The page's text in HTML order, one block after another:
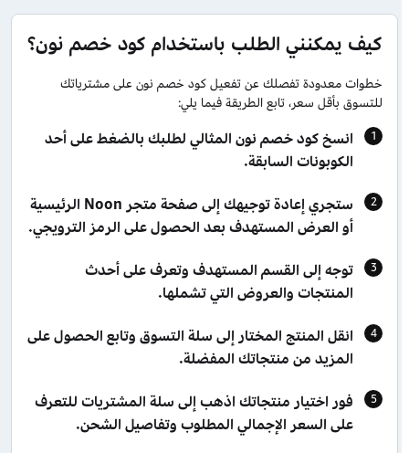
كيف يمكنني الطلب باستخدام كود خصم نون؟
خطوات معدودة تفصلك عن تفعيل كود خصم نون على مشترياتك
للتسوق بأقل سعر، تابع الطريقة فيما يلي:
انسخ كود خصم نون المثالي لطلبك بالضغط على أحد
الكوبونات السابقة.
ستجري إعادة توجيهك إلى صفحة متجر Noon الرئيسية
أو العرض المستهدف بعد الحصول على الرمز الترويجي.
توجه إلى القسم المستهدف وتعرف على أحدث
المنتجات والعروض التي تشملها.
انقل المنتج المختار إلى سلة التسوق وتابع الحصول على
المزيد من منتجاتك المفضلة.
فور اختيار منتجاتك اذهب إلى سلة المشتريات للتعرف
على السعر الإجمالي المطلوب وتفاصيل الشحن.